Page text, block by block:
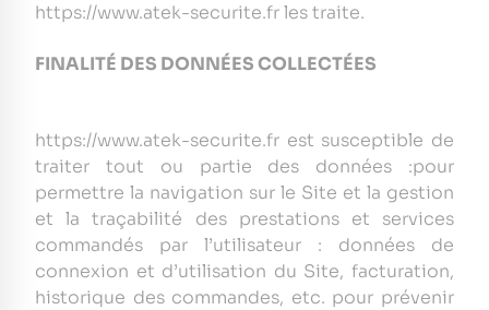
https://www.atek-securite.fr les traite.
FINALITÉ DES DONNÉES COLLECTÉES
https://www.atek-securite.fr est susceptible de
traiter tout ou partie des données :pour
permettre la navigation sur le Site et la gestion
et la traçabilité des prestations et services
commandés par l’utilisateur : données de
connexion et d’utilisation du Site, facturation,
historique des commandes, etc. pour prévenir